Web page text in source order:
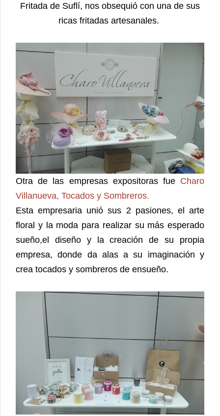
Fritada de Suflí, nos obsequió con una de sus
ricas fritadas artesanales.
Otra de las empresas expositoras fue Charo
Villanueva, Tocados y Sombreros.
Esta empresaria unió sus 2 pasiones, el arte
floral y la moda para realizar su más esperado
sueño,el diseño y la creación de su propia
empresa, donde da alas a su imaginación y
crea tocados y sombreros de ensueño.